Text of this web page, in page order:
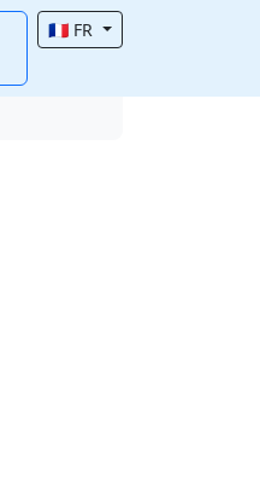
🇫🇷 FR